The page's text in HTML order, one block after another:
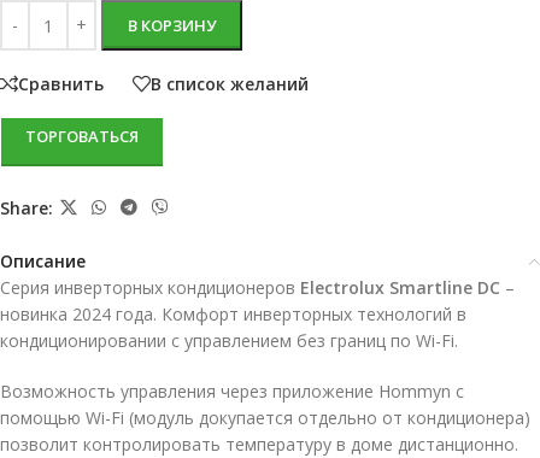
В КОРЗИНУ
Сравнить В список желаний
ТОРГОВАТЬСЯ
Share:
Описание
Серия инверторных кондиционеров Electrolux Smartline DC –
новинка 2024 года. Комфорт инверторных технологий в
кондиционировании с управлением без границ по Wi-Fi.
Возможность управления через приложение Hommyn с
помощью Wi-Fi (модуль докупается отдельно от кондиционера)
позволит контролировать температуру в доме дистанционно.